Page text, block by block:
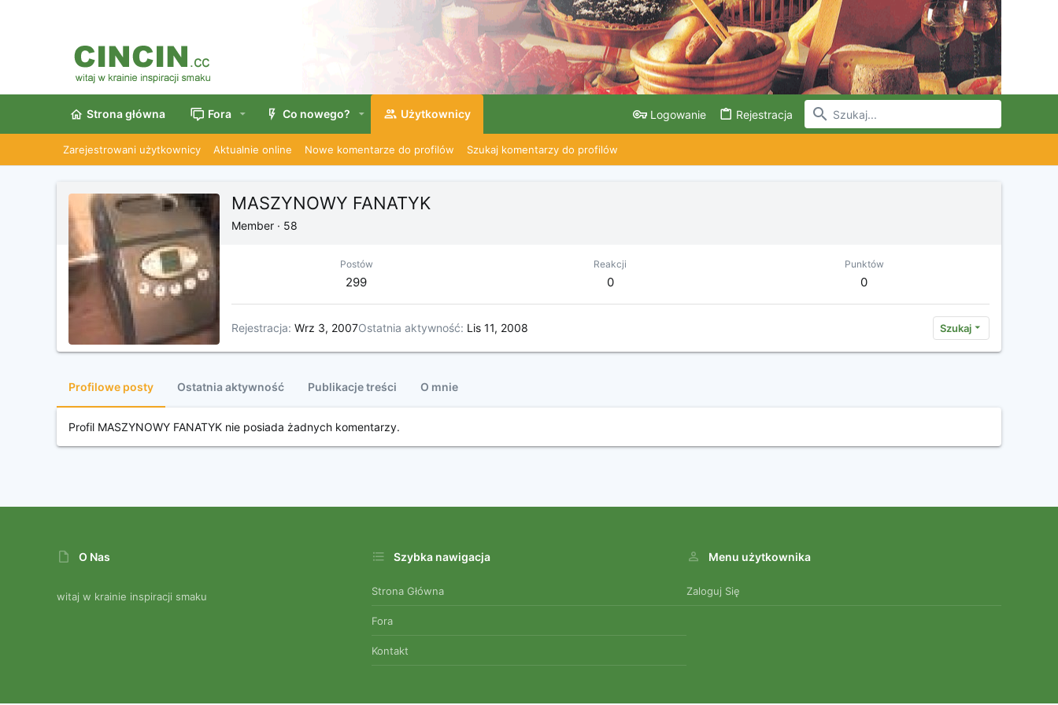
Strona główna Fora Co nowego? Użytkownicy Logowanie Rejestracja
Zarejestrowani użytkownicy Aktualnie online Nowe komentarze do profilów Szukaj komentarzy do profilów
MASZYNOWY FANATYK
Member · 58
Postów
299
Reakcji
0
Punktów
0
Rejestracja Wrz 3, 2007Ostatnia aktywność Lis 11, 2008 Szukaj
Profilowe posty Ostatnia aktywność Publikacje treści O mnie
Profil MASZYNOWY FANATYK nie posiada żadnych komentarzy.
O Nas
witaj w krainie inspiracji smaku
Szybka nawigacja
Strona Główna
Fora
Kontakt
Menu użytkownika
Zaloguj Się